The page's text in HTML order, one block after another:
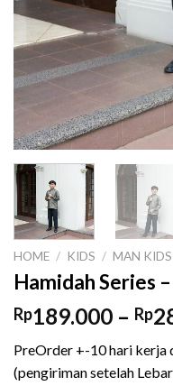
HOME / KIDS / MAN KIDS
Hamidah Series
Rp189.000 – Rp
PreOrder +-10 hari kerja
(pengiriman setelah